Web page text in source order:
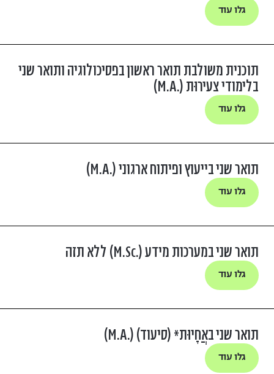
גלו עוד
תוכנית משולבת תואר ראשון בפסיכולוגיה ותואר שני
בלימודי צעירוּת (.M.A)
גלו עוד
תואר שני בייעוץ ופיתוח ארגוני (.M.A)
גלו עוד
תואר שני במערכות מידע (.M.Sc) ללא תזה
גלו עוד
תואר שני באֲחָיוּת* (סיעוד) (.M.A)
גלו עוד